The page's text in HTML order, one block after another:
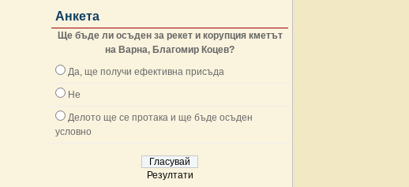
Анкета
Ще бъде ли осъден за рекет и корупция кметът
на Варна, Благомир Коцев?
Да, ще получи ефективна присъда
Не
Делото ще се протака и ще бъде осъден
условно
Резултати